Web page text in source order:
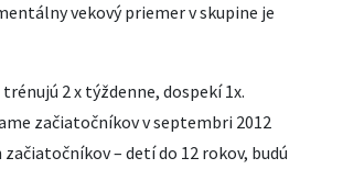
vekový priemer v skupine je
2 x týždenne, dospekí 1x.
začiatočníkov v septembri 2012
– detí do 12 rokov, budú